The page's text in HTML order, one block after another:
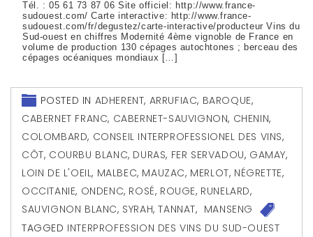
Tél. : 05 61 73 87 06 Site officiel: http://www.france-
sudouest.com/ Carte interactive: http://www.france-
sudouest.com/fr/degustez/carte-interactive/producteur Vins du
Sud-ouest en chiffres Modernité 4ème vignoble de France en
volume de production 130 cépages autochtones ; berceau des
cépages océaniques mondiaux […]
POSTED IN ADHERENT, ARRUFIAC, BAROQUE,
CABERNET FRANC, CABERNET-SAUVIGNON, CHENIN,
COLOMBARD, CONSEIL INTERPROFESSIONEL DES VINS,
CÔT, COURBU BLANC, DURAS, FER SERVADOU, GAMAY,
LOIN DE L'OEIL, MALBEC, MAUZAC, MERLOT, NÉGRETTE,
OCCITANIE, ONDENC, ROSÉ, ROUGE, RUNELARD,
SAUVIGNON BLANC, SYRAH,TANNAT, MANSENG
TAGGED INTERPROFESSION DES VINS DU SUD-OUEST